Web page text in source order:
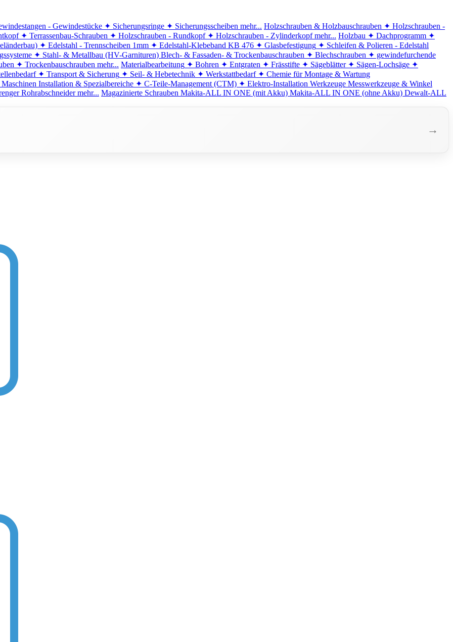
- Gewindestücke ✦ Sicherungsringe ✦ Sicherungsscheiben mehr... Holzschrauben & Holzbauschrauben ✦ Holzschrauben -
✦ Terrassenbau-Schrauben ✦ Holzschrauben - Rundkopf ✦ Holzschrauben - Zylinderkopf mehr... Holzbau ✦ Dachprogramm ✦
✦ Edelstahl - Trennscheiben 1mm ✦ Edelstahl-Klebeband KB 476 ✦ Glasbefestigung ✦ Schleifen & Polieren - Edelstahl
✦ Stahl- & Metallbau (HV-Garnituren) Blech- & Fassaden- & Trockenbauschrauben ✦ Blechschrauben ✦ gewindefurchende
✦ Trockenbauschrauben mehr... Materialbearbeitung ✦ Bohren ✦ Entgraten ✦ Frässtifte ✦ Sägeblätter ✦ Sägen-Lochsäge ✦
✦ Transport & Sicherung ✦ Seil- & Hebetechnik ✦ Werkstattbedarf ✦ Chemie für Montage & Wartung
Installation & Spezialbereiche ✦ C-Teile-Management (CTM) ✦ Elektro-Installation Werkzeuge Messwerkzeuge & Winkel
Rohrabschneider mehr... Magazinierte Schrauben Makita-ALL IN ONE (mit Akku) Makita-ALL IN ONE (ohne Akku) Dewalt-ALL
→